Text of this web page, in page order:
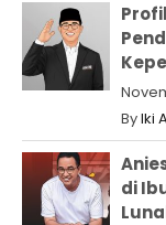
ByIki
di